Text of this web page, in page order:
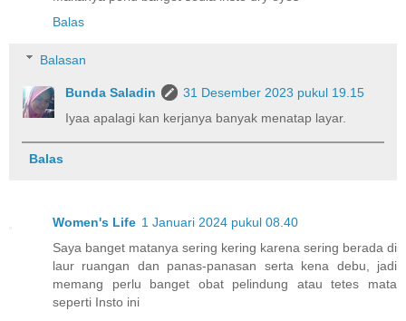
Balas
Balasan
Bunda Saladin
31 Desember 2023 pukul 19.15
Iyaa apalagi kan kerjanya banyak menatap layar.
Balas
Women's Life 1 Januari 2024 pukul 08.40
Saya banget matanya sering kering karena sering berada di
laur ruangan dan panas-panasan serta kena debu, jadi
memang perlu banget obat pelindung atau tetes mata
seperti Insto ini